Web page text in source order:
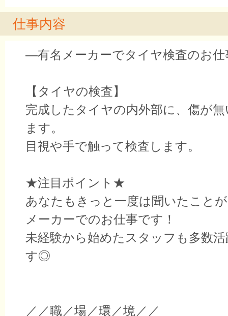
仕事内容
―有名メーカーでタイヤ検査のお
【タイヤの検査】
完成したタイヤの内外部に、傷が
ます。
目視や手で触って検査します。
★注目ポイント★
あなたもきっと一度は聞いたこと
メーカーでのお仕事です！
未経験から始めたスタッフも多数
す◎
／／職／場／環／境／／